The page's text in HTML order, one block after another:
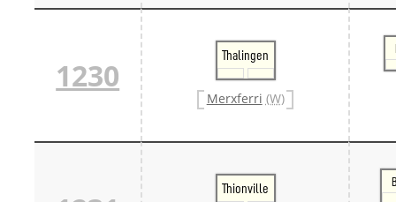
1230
Thalingen
Merxferri (W)
Thionville